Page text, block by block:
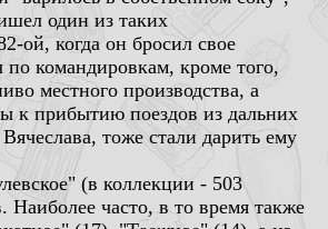
один из таких
ой, когда он бросил свое
по командировкам, кроме того,
местного производства, а
к прибытию поездов из дальних
тоже стали дарить ему
(в коллекции - 503
часто, в то время также